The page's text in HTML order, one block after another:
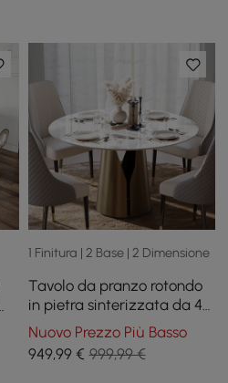
1 Finitura | 2 Base | 2 Dimensione
Tavolo da pranzo rotondo
in pietra sinterizzata da 47
pollici con base in acciaio
al carbonio per 2-4
persone
Nuovo Prezzo Più Basso
949,99€ 999,99 €